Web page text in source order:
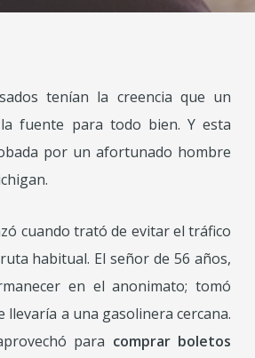
tenían la creencia que un
fuente para todo bien. Y esta
por un afortunado hombre
cuando trató de evitar el tráfico
habitual. El señor de 56 años,
en el anonimato; tomó
llevaría a una gasolinera cercana.
para comprar boletos